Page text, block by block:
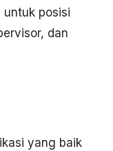
untuk posisi
dan
yang baik